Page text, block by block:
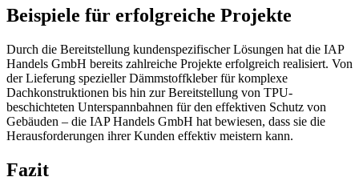
Beispiele für erfolgreiche Projekte
Durch die Bereitstellung kundenspezifischer Lösungen hat die IAP
Handels GmbH bereits zahlreiche Projekte erfolgreich realisiert. Von
der Lieferung spezieller Dämmstoffkleber für komplexe
Dachkonstruktionen bis hin zur Bereitstellung von TPU-
beschichteten Unterspannbahnen für den effektiven Schutz von
Gebäuden – die IAP Handels GmbH hat bewiesen, dass sie die
Herausforderungen ihrer Kunden effektiv meistern kann.
Fazit